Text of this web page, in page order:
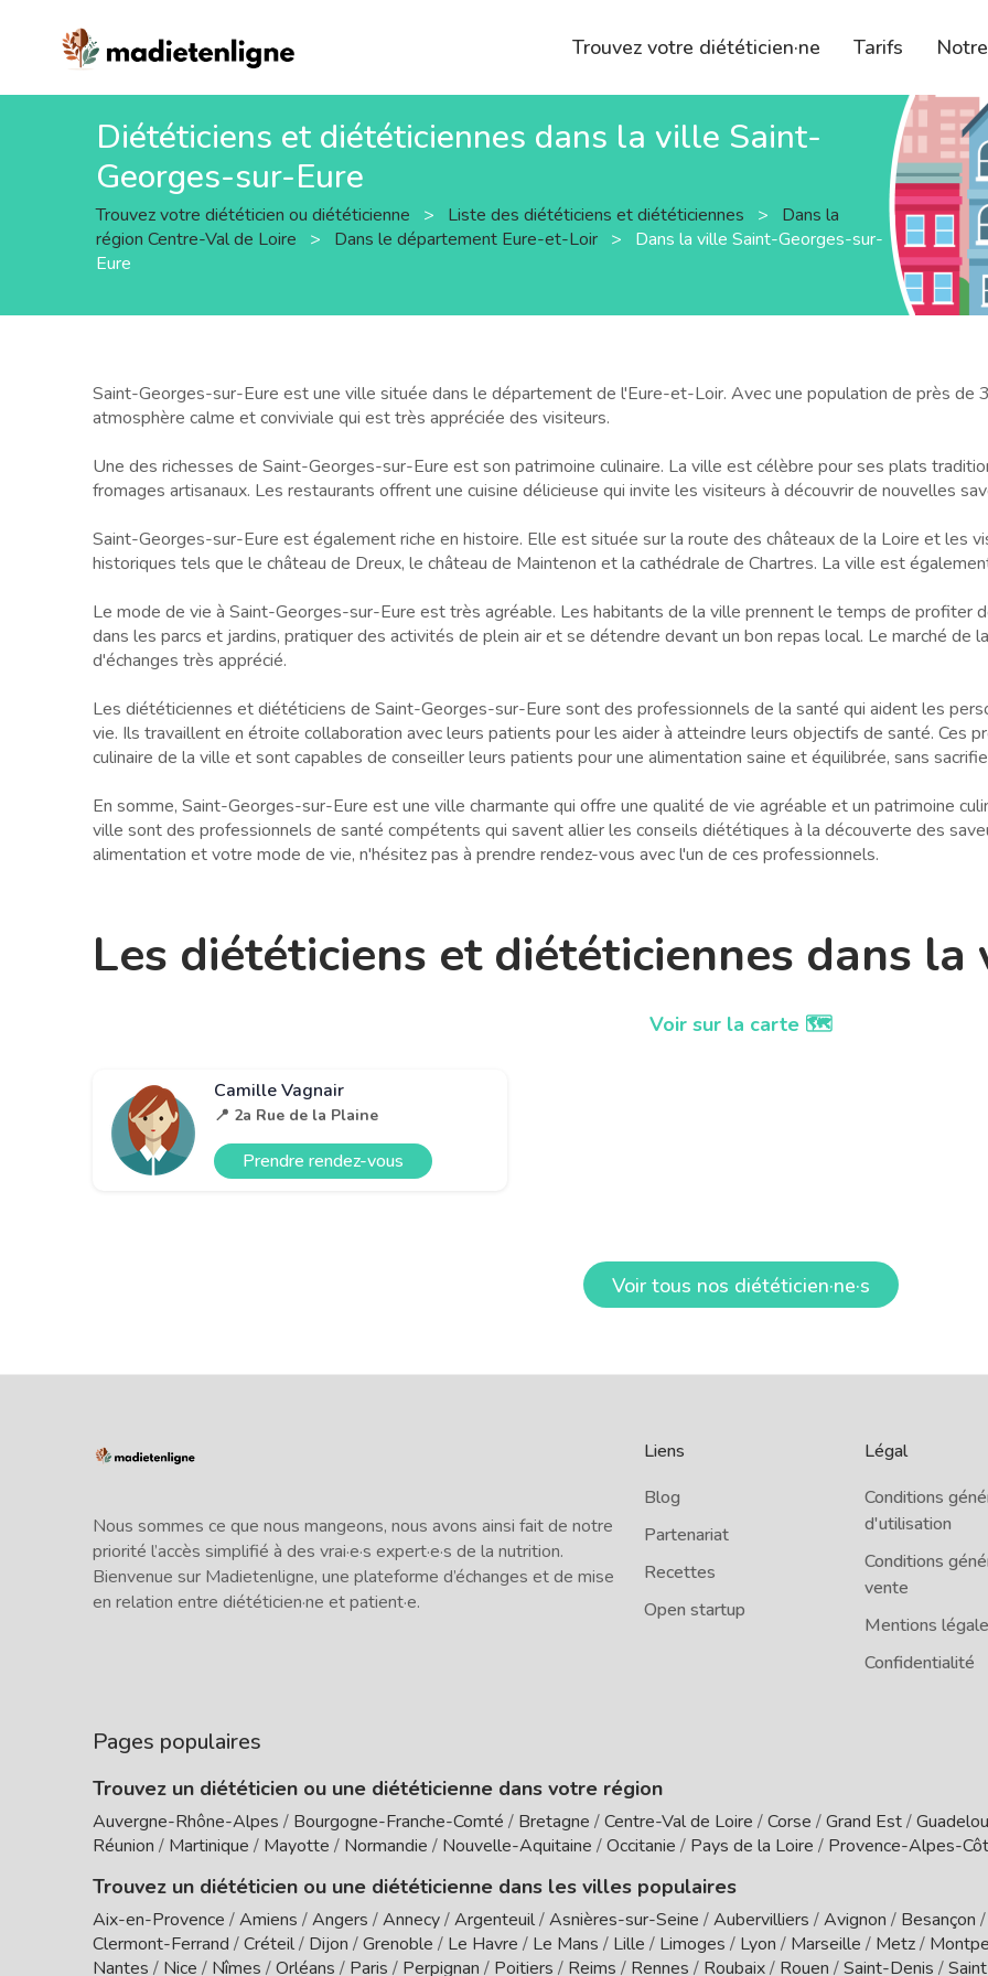
Trouvez votre diététicien·ne Tarifs
Diététiciens et diététiciennes dans la ville Saint-
Georges-sur-Eure
Trouvez votre diététicien ou diététicienne > Liste des diététiciens et diététiciennes >
Dans la
région Centre-Val de Loire
> Dans le département Eure-et-Loir >
Dans la ville Saint-Georges-sur-
Eure
Saint-Georges-sur-Eure est une ville située dans le département de l'Eure-et-Loir. Avec une population de près de
atmosphère calme et conviviale qui est très appréciée des visiteurs.
Une des richesses de Saint-Georges-sur-Eure est son patrimoine culinaire. La ville est célèbre pour ses plats
fromages artisanaux. Les restaurants offrent une cuisine délicieuse qui invite les visiteurs à découvrir de nouvelles
Saint-Georges-sur-Eure est également riche en histoire. Elle est située sur la route des châteaux de la Loire et les
historiques tels que le château de Dreux, le château de Maintenon et la cathédrale de Chartres. La ville est
Le mode de vie à Saint-Georges-sur-Eure est très agréable. Les habitants de la ville prennent le temps de profiter
dans les parcs et jardins, pratiquer des activités de plein air et se détendre devant un bon repas local. Le marché de
d'échanges très apprécié.
Les diététiciennes et diététiciens de Saint-Georges-sur-Eure sont des professionnels de la santé qui aident les
vie. Ils travaillent en étroite collaboration avec leurs patients pour les aider à atteindre leurs objectifs de santé. Ces
culinaire de la ville et sont capables de conseiller leurs patients pour une alimentation saine et équilibrée, sans
En somme, Saint-Georges-sur-Eure est une ville charmante qui offre une qualité de vie agréable et un patrimoine
ville sont des professionnels de santé compétents qui savent allier les conseils diététiques à la découverte des
alimentation et votre mode de vie, n'hésitez pas à prendre rendez-vous avec l'un de ces professionnels.
Les diététiciens et diététiciennes dans la
Voir sur la carte 🗺️
Camille Vagnair
📍 2a Rue de la Plaine
Prendre rendez-vous
Voir tous nos diététicien·ne·s
Nous sommes ce que nous mangeons, nous avons ainsi fait de notre
priorité l’accès simplifié à des vrai·e·s expert·e·s de la nutrition.
Bienvenue sur Madietenligne, une plateforme d’échanges et de mise
en relation entre diététicien·ne et patient·e.
Liens
Blog
Partenariat
Recettes
Open startup
Légal
Conditions
d'utilisation
Conditions
vente
Mentions
Confidentialité
Pages populaires
Trouvez un diététicien ou une diététicienne dans votre région
Auvergne-Rhône-Alpes / Bourgogne-Franche-Comté / Bretagne /Centre-Val de Loire /Corse /Grand Est/
Réunion / Martinique / Mayotte / Normandie / Nouvelle-Aquitaine /Occitanie / Pays de la Loire / Provence-Alpes-
Trouvez un diététicien ou une diététicienne dans les villes populaires
Aix-en-Provence /Amiens /Angers /Annecy/Argenteuil/Asnières-sur-Seine /Aubervilliers /Avignon / Besançon /
Clermont-Ferrand /Créteil/ Dijon /Grenoble / Le Havre / Le Mans / Lille / Limoges / Lyon / Marseille / Metz/
Nantes / Nice / Nîmes /Orléans / Paris / Perpignan / Poitiers / Reims / Rennes / Roubaix/ Rouen /Saint-Denis /